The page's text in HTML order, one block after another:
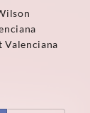
Valenciana